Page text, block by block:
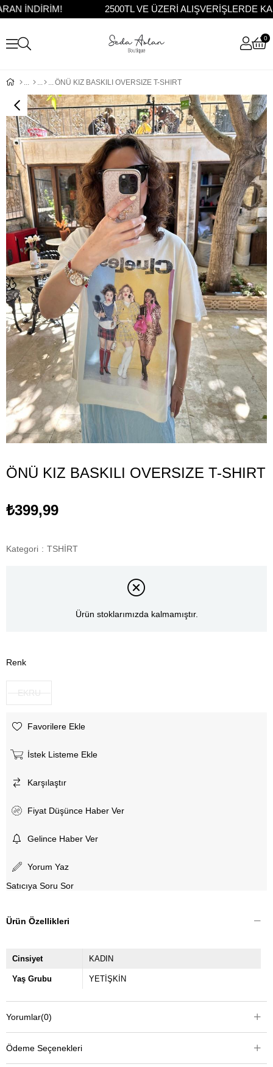
İNDİRİM! 2500TL VE ÜZERİ ALIŞVERİŞLERDE
0
ÖNÜ KIZ BASKILI OVERSIZE T-SHIRT
ÖNÜ KIZ BASKILI OVERSIZE T-SHIRT
₺399,99
Kategori : TSHİRT
Ürün stoklarımızda kalmamıştır.
Renk
Favorilere Ekle
İstek Listeme Ekle
Karşılaştır
Fiyat Düşünce Haber Ver
Gelince Haber Ver
Yorum Yaz
Satıcıya Soru Sor
Ürün Özellikleri
Cinsiyet KADIN
Yaş Grubu YETİŞKİN
Yorumlar(0)
Ödeme Seçenekleri